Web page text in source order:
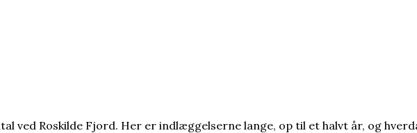
ved Roskilde Fjord. Her er indlæggelserne lange, op til et halvt år, og